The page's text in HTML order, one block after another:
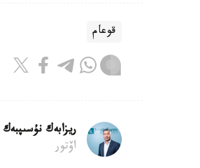
قوعام
ريزابەك
اۆتور